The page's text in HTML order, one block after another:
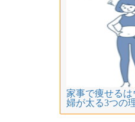
家事で痩せる
婦が太る3つの